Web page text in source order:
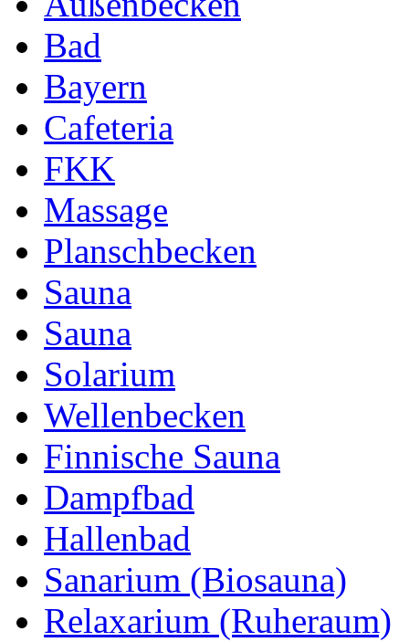
Bad
Bayern
Cafeteria
FKK
Massage
Planschbecken
Sauna
Sauna
Solarium
Wellenbecken
Finnische Sauna
Dampfbad
Hallenbad
Sanarium (Biosauna)
Relaxarium (Ruheraum)